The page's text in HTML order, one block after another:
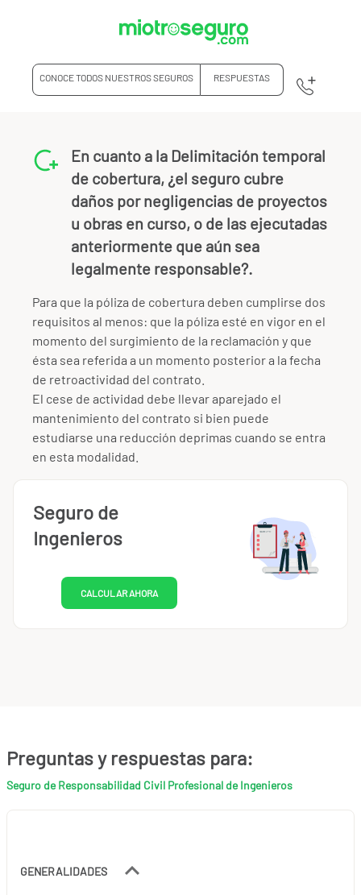
CONOCE TODOS NUESTROS SEGUROS RESPUESTAS
Preguntas y respuestas para:
Seguro de Responsabilidad Civil Profesional de Ingenieros
GENERALIDADES
En cuanto a la Delimitación temporal
de cobertura, ¿el seguro cubre
daños por negligencias de proyectos
u obras en curso, o de las ejecutadas
anteriormente que aún sea
legalmente responsable?.
Para que la póliza de cobertura deben cumplirse dos
requisitos al menos: que la póliza esté en vigor en el
momento del surgimiento de la reclamación y que
ésta sea referida a un momento posterior a la fecha
de retroactividad del contrato.
El cese de actividad debe llevar aparejado el
mantenimiento del contrato si bien puede
estudiarse una reducción deprimas cuando se entra
en esta modalidad.
Seguro de
Ingenieros
CALCULAR AHORA